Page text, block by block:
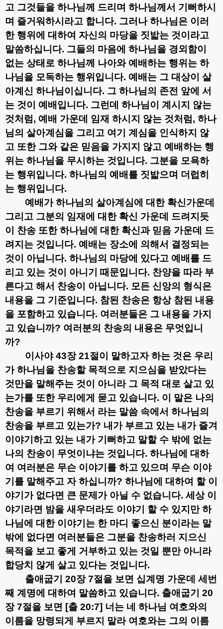
고 그것들을 하나님께 드리며 하나님께서 기뻐하시
며 즐거워하시라고 합니다. 그러나 하나님은 이러
한 행위에 대하여 자신의 마당을 짓밟는 것이라고
말씀하십니다. 그들의 마음에 하나님을 경외함이
없는 상태로 하나님께 나아와 예배하는 행위는 하
나님을 모독하는 행위입니다. 예배는 그 대상이 살
아계신 하나님이십니다. 그 하나님의 존전 앞에 서
는 것이 예배입니다. 그런데 하나님이 계시지 않는
것처럼, 예배 가운데 임재 하시지 않는 것처럼, 하나
님의 살아계심을 그리고 여기 계심을 인식하지 않
고 또한 그와 같은 믿음을 가지지 않고 예배하는 행
위는 하나님을 무시하는 것입니다. 그분을 모욕하
는 행위입니다. 하나님의 예배를 짓밟으며 더럽히
는 행위입니다.
예배가 하나님의 살아계심에 대한 확신가운데
그리고 그분의 임재에 대한 확신 가운데 드려지듯
이 찬송 또한 하나님에 대한 확신과 믿음 가운데 드
려지는 것입니다. 예배는 장소에 의해서 결정되는
것이 아닙니다. 하나님의 마당에 있다고 예배를 드
리고 있는 것이 아니기 때문입니다. 찬양을 따라 부
른다고 해서 찬송이 아닙니다. 모든 신앙의 형식은
내용을 그 기준입니다. 참된 찬송은 항상 참된 내용
을 포함하고 있습니다. 여러분들은 그 내용을 가지
고 있습니까? 여러분의 찬송의 내용은 무엇입니
까?
이사야43장21절이 말하고자 하는 것은 우리
가 하나님을 찬송할 목적으로 지으심을 받았다는
것만을 말해주는 것이 아니라 그 목적 대로 살고 있
는가를 또한 우리에게 묻고 있습니다. 이 말은 나의
찬송을 부르기 위해서 라는 말씀 속에서 하나님의
찬송을 부르고 있는가? 내가 부르고 있는 내가 즐겨
이야기하고 있는 내가 기뻐하고 말할 수 밖에 없는
나의 찬송이 무엇이냐는 것입니다. 하나님에 대하
여 여러분은 무슨 이야기를 하고 있으며 무슨 이야
기를 말해주고 자 하십니까? 하나님에 대하여 할 이
야기가 없다면 큰 문제가 아닐 수 없습니다. 세상 이
야기라면 밤을 새우더라도 이야기 할 수 있지만 하
나님에 대한 이야기는 한 마디 좋으신 분이라는 말
밖에 없다면 여러분들은 그분을 찬송하러 지으신
목적을 보고 좋게 거부하고 있는 것일 뿐만 아니라
합당치 않게 살고 있다는 것입니다.
출애굽기 20장7절을 보면 십계명 가운데 세번
째 계명에 대하여 말씀하고 있습니다. 출애굽기 20
장7절을 보면 [출 20:7] 너는 네 하나님 여호와의
이름을 망령되게 부르지 말라 여호와는 그의 이름